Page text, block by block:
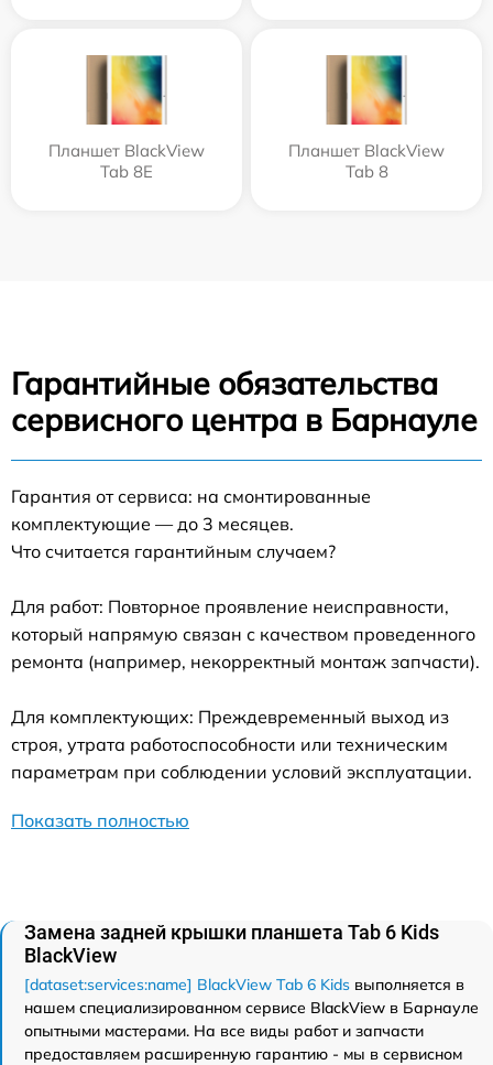
Планшет BlackView
Tab 8E
Планшет BlackView
Tab 8
Гарантийные обязательства
сервисного центра в Барнауле
Гарантия от сервиса: на смонтированные
комплектующие — до 3 месяцев.
Что считается гарантийным случаем?
Для работ: Повторное проявление неисправности,
который напрямую связан с качеством проведенного
ремонта (например, некорректный монтаж запчасти).
Для комплектующих: Преждевременный выход из
строя, утрата работоспособности или техническим
параметрам при соблюдении условий эксплуатации.
Показать полностью
Замена задней крышки планшета Tab 6 Kids
BlackView
[dataset:services:name] BlackView Tab 6 Kids выполняется в
нашем специализированном сервисе BlackView в Барнауле
опытными мастерами. На все виды работ и запчасти
предоставляем расширенную гарантию - мы в сервисном